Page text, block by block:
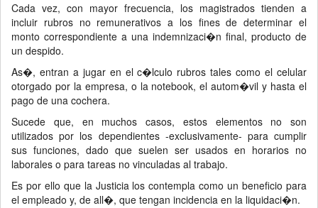
Cada vez, con mayor frecuencia, los magistrados tienden a
incluir rubros no remunerativos a los fines de determinar el
monto correspondiente a una indemnizaci�n final, producto de
un despido.
As�, entran a jugar en el c�lculo rubros tales como el celular
otorgado por la empresa, o la notebook, el autom�vil y hasta el
pago de una cochera.
Sucede que, en muchos casos, estos elementos no son
utilizados por los dependientes -exclusivamente- para cumplir
sus funciones, dado que suelen ser usados en horarios no
laborales o para tareas no vinculadas al trabajo.
Es por ello que la Justicia los contempla como un beneficio para
el empleado y, de all�, que tengan incidencia en la liquidaci�n.